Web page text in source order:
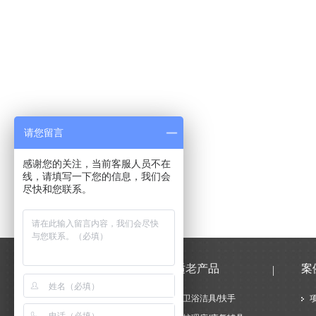
新闻中心
公司新闻
适老产品
卫浴洁具/扶手
案
请您留言
感谢您的关注，当前客服人员不在
线，请填写一下您的信息，我们会
尽快和您联系。